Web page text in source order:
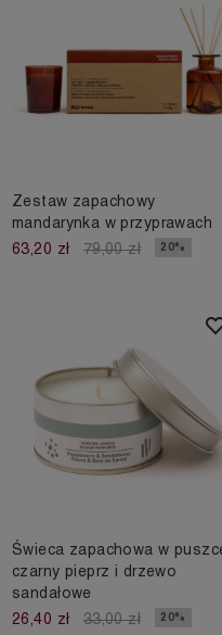
Zestaw zapachowy
mandarynka w przyprawach
63,20 zł
79,00 zł 20%
Świeca zapachowa w
czarny pieprz i drzewo
sandałowe
26,40 zł
33,00 zł 20%